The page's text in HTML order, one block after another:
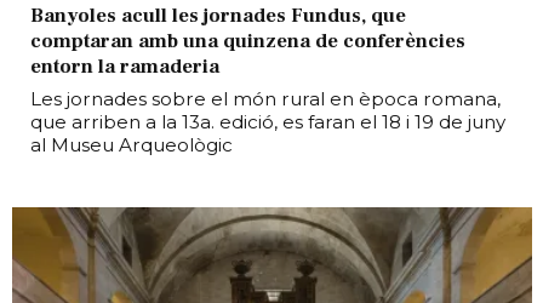
Banyoles acull les jornades Fundus, que
comptaran amb una quinzena de conferències
entorn la ramaderia
Les jornades sobre el món rural en època romana,
que arriben a la 13a. edició, es faran el 18 i 19 de juny
al Museu Arqueològic